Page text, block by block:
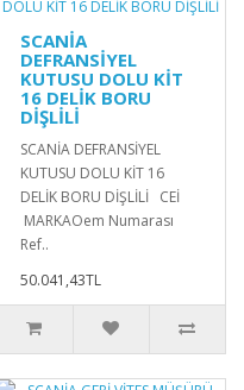
SCANİA
DEFRANSİYEL
KUTUSU DOLU KİT
16 DELİK BORU
DİŞLİLİ
SCANİA DEFRANSİYEL
KUTUSU DOLU KİT 16
DELİK BORU DİŞLİLİ CEİ
MARKAOem Numarası
Ref..
50.041,43TL